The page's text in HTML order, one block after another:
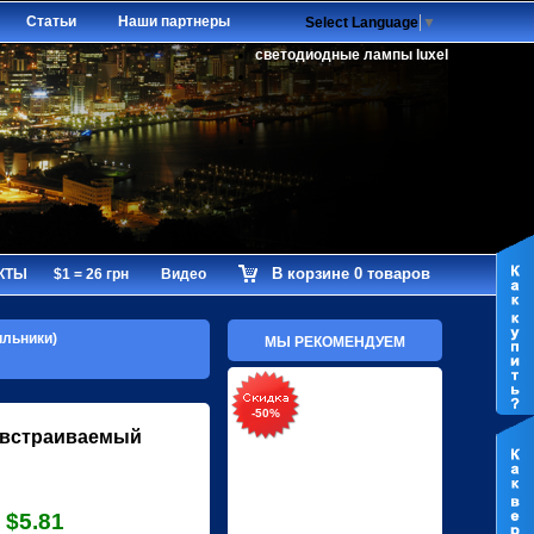
Статьи Наши партнеры Select Language ▼
светодиодные лампы luxel
$1 = 26 грн Видео В корзине 0 товаров
$5.81
МЫ РЕКОМЕНДУЕМ
-50%